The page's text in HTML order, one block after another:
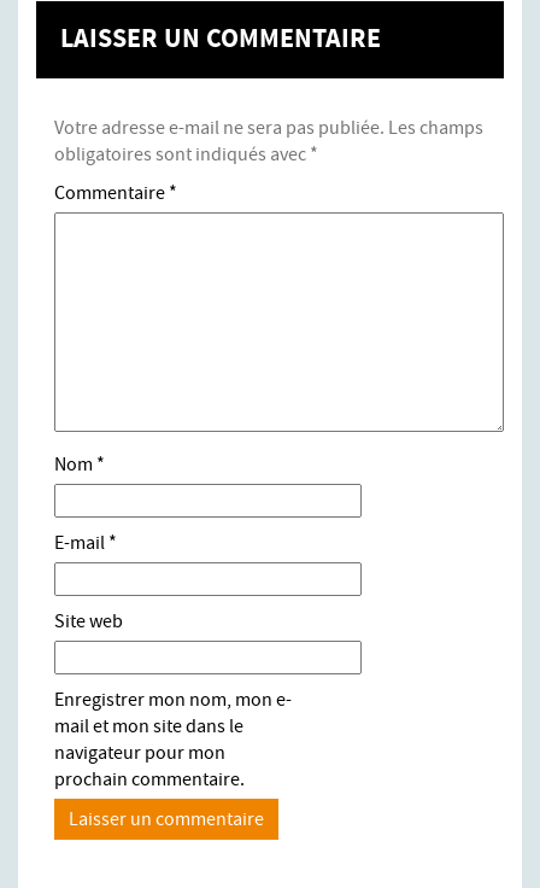
LAISSER UN COMMENTAIRE
Votre adresse e-mail ne sera pas publiée. Les champs
obligatoires sont indiqués avec *
Commentaire *
Nom *
E-mail *
Site web
Enregistrer mon nom, mon e-
mail et mon site dans le
navigateur pour mon
prochain commentaire.